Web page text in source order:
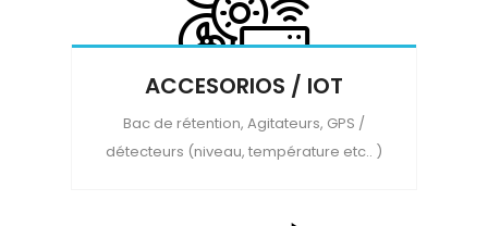
ACCESORIOS / IOT
Bac de rétention, Agitateurs, GPS /
détecteurs (niveau, température etc.. )